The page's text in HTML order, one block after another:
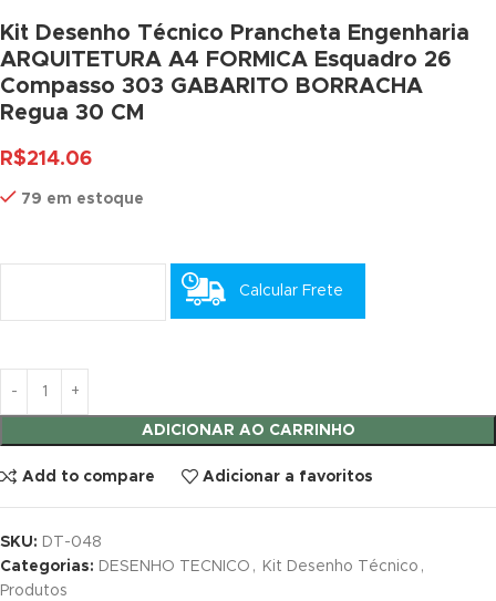
panel
panel
panel
panel
panel
satın al
panel
Kit Desenho Técnico Prancheta Engenharia
ARQUITETURA A4 FORMICA Esquadro 26
Compasso 303 GABARITO BORRACHA
Regua 30 CM
R$214.06
79 em estoque
Calcular Frete
ADICIONAR AO CARRINHO
Add to compare Adicionar a favoritos
SKU: DT-048
Categorias: DESENHO TECNICO , Kit Desenho Técnico ,
Produtos